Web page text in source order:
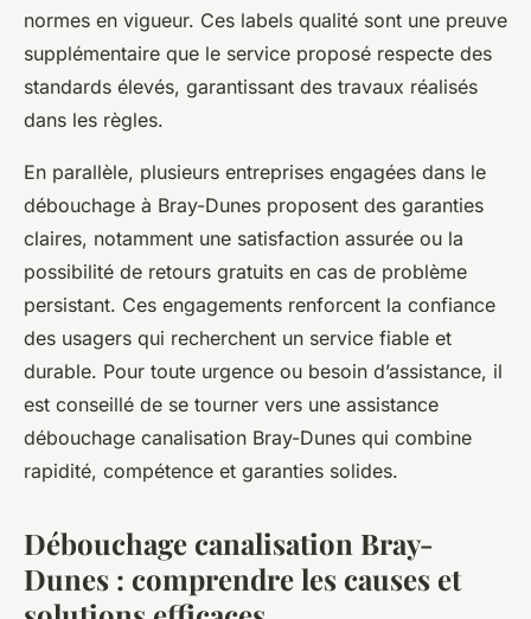
normes en vigueur. Ces labels qualité sont une preuve
supplémentaire que le service proposé respecte des
standards élevés, garantissant des travaux réalisés
dans les règles.
En parallèle, plusieurs entreprises engagées dans le
débouchage à Bray-Dunes proposent des garanties
claires, notamment une satisfaction assurée ou la
possibilité de retours gratuits en cas de problème
persistant. Ces engagements renforcent la confiance
des usagers qui recherchent un service fiable et
durable. Pour toute urgence ou besoin d’assistance, il
est conseillé de se tourner vers une assistance
débouchage canalisation Bray-Dunes qui combine
rapidité, compétence et garanties solides.
Débouchage canalisation Bray-
Dunes : comprendre les causes et